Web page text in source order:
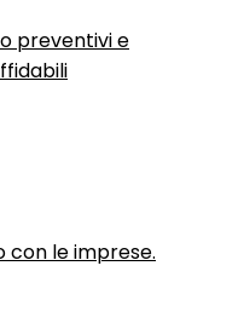
preventivi e
le imprese.